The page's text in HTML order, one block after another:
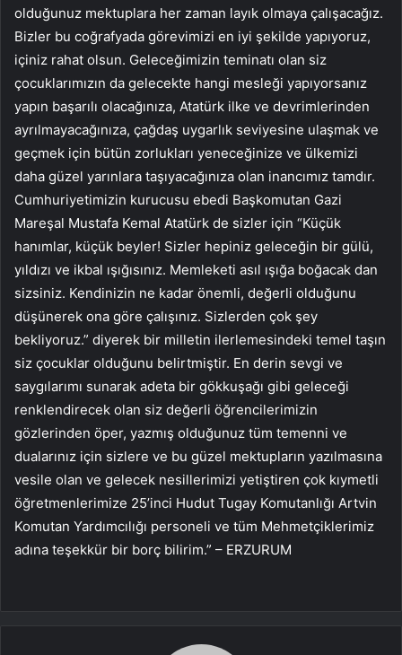
olduğunuz mektuplara her zaman layık olmaya çalışacağız.
Bizler bu coğrafyada görevimizi en iyi şekilde yapıyoruz,
içiniz rahat olsun. Geleceğimizin teminatı olan siz
çocuklarımızın da gelecekte hangi mesleği yapıyorsanız
yapın başarılı olacağınıza, Atatürk ilke ve devrimlerinden
ayrılmayacağınıza, çağdaş uygarlık seviyesine ulaşmak ve
geçmek için bütün zorlukları yeneceğinize ve ülkemizi
daha güzel yarınlara taşıyacağınıza olan inancımız tamdır.
Cumhuriyetimizin kurucusu ebedi Başkomutan Gazi
Mareşal Mustafa Kemal Atatürk de sizler için “Küçük
hanımlar, küçük beyler! Sizler hepiniz geleceğin bir gülü,
yıldızı ve ikbal ışığısınız. Memleketi asıl ışığa boğacak dan
sizsiniz. Kendinizin ne kadar önemli, değerli olduğunu
düşünerek ona göre çalışınız. Sizlerden çok şey
bekliyoruz.” diyerek bir milletin ilerlemesindeki temel taşın
siz çocuklar olduğunu belirtmiştir. En derin sevgi ve
saygılarımı sunarak adeta bir gökkuşağı gibi geleceği
renklendirecek olan siz değerli öğrencilerimizin
gözlerinden öper, yazmış olduğunuz tüm temenni ve
dualarınız için sizlere ve bu güzel mektupların yazılmasına
vesile olan ve gelecek nesillerimizi yetiştiren çok kıymetli
öğretmenlerimize 25’inci Hudut Tugay Komutanlığı Artvin
Komutan Yardımcılığı personeli ve tüm Mehmetçiklerimiz
adına teşekkür bir borç bilirim.” – ERZURUM